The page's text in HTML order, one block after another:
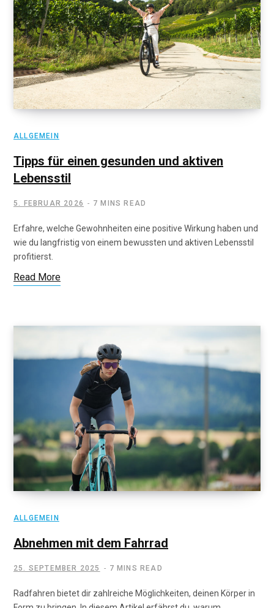
ALLGEMEIN
Tipps für einen gesunden und aktiven
Lebensstil
5. FEBRUAR 2026 7 MINS READ
Erfahre, welche Gewohnheiten eine positive Wirkung haben und
wie du langfristig von einem bewussten und aktiven Lebensstil
profitierst.
Read More
ALLGEMEIN
Abnehmen mit dem Fahrrad
25. SEPTEMBER 2025 7 MINS READ
Radfahren bietet dir zahlreiche Möglichkeiten, deinen Körper in